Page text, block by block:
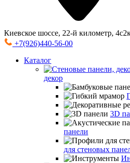
Киевское шоссе, 22-й километр,
+7(926)440-56-00
Каталог
декор
3D
панели
для стеновых